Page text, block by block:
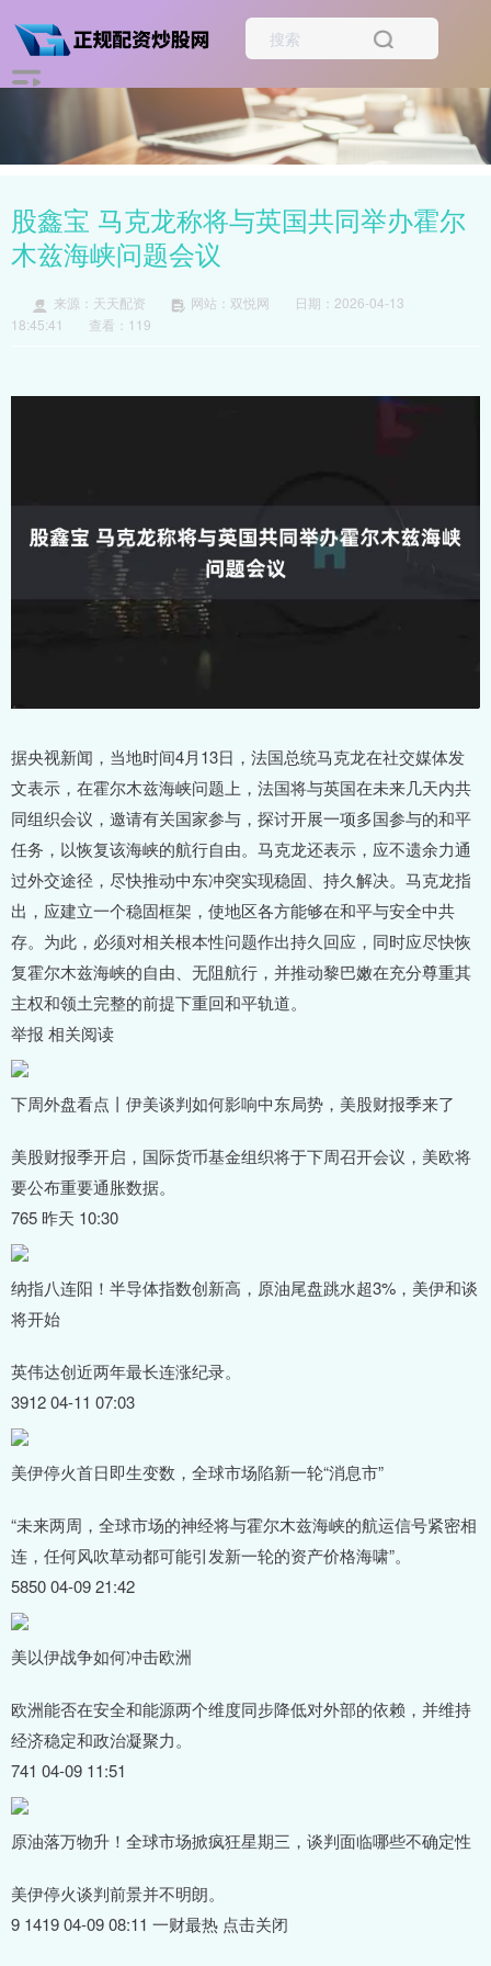
股鑫宝 马克龙称将与英国共同举办霍尔
木兹海峡问题会议
来源：天天配资 网站：双悦网
日期：2026-04-13
18:45:41
查看：119
据央视新闻，当地时间4月13日，法国总统马克龙在社交媒体发
文表示，在霍尔木兹海峡问题上，法国将与英国在未来几天内共
同组织会议，邀请有关国家参与，探讨开展一项多国参与的和平
任务，以恢复该海峡的航行自由。马克龙还表示，应不遗余力通
过外交途径，尽快推动中东冲突实现稳固、持久解决。马克龙指
出，应建立一个稳固框架，使地区各方能够在和平与安全中共
存。为此，必须对相关根本性问题作出持久回应，同时应尽快恢
复霍尔木兹海峡的自由、无阻航行，并推动黎巴嫩在充分尊重其
主权和领土完整的前提下重回和平轨道。
举报 相关阅读
下周外盘看点丨伊美谈判如何影响中东局势，美股财报季来了
美股财报季开启，国际货币基金组织将于下周召开会议，美欧将
要公布重要通胀数据。
765 昨天 10:30
纳指八连阳！半导体指数创新高，原油尾盘跳水超3%，美伊和谈
将开始
英伟达创近两年最长连涨纪录。
3912 04-11 07:03
美伊停火首日即生变数，全球市场陷新一轮“消息市”
“未来两周，全球市场的神经将与霍尔木兹海峡的航运信号紧密相
连，任何风吹草动都可能引发新一轮的资产价格海啸”。
5850 04-09 21:42
美以伊战争如何冲击欧洲
欧洲能否在安全和能源两个维度同步降低对外部的依赖，并维持
经济稳定和政治凝聚力。
741 04-09 11:51
原油落万物升！全球市场掀疯狂星期三，谈判面临哪些不确定性
美伊停火谈判前景并不明朗。
9 1419 04-09 08:11 一财最热 点击关闭